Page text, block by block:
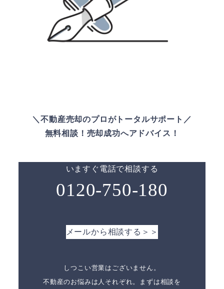
＼不動産売却のプロがトータルサポート／
無料相談！売却成功へアドバイス！
いますぐ電話で相談する
0120-750-180
メールから相談する＞＞
しつこい営業はございません。
不動産のお悩みは人それぞれ。まずは相談を